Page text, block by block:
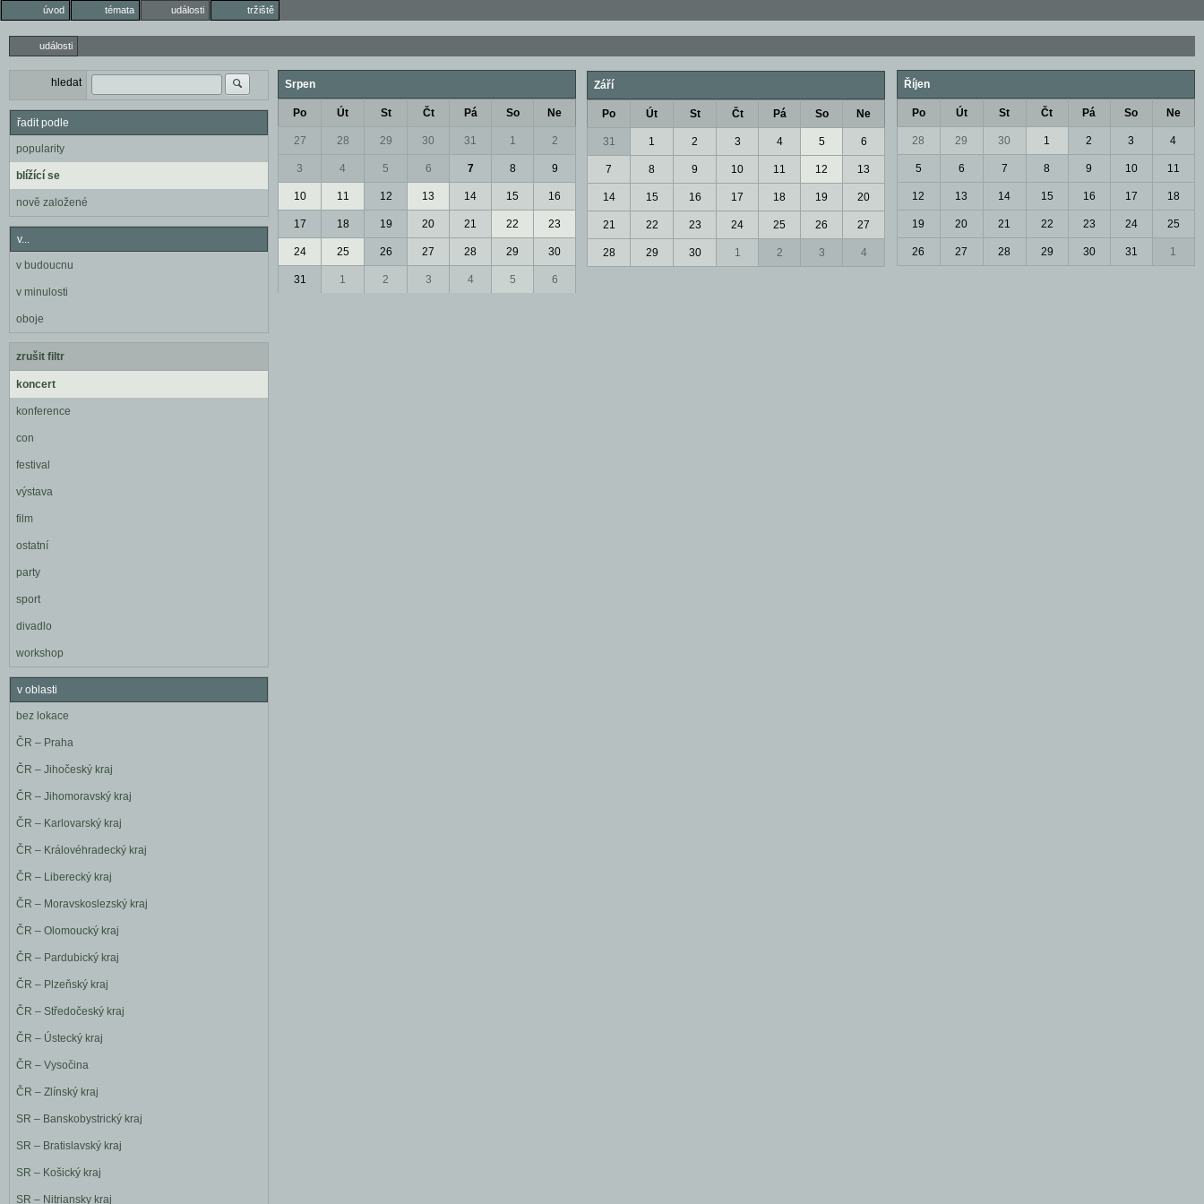
úvod témata události tržiště
události
hledat
řadit podle
popularity
blížící se
nově založené
v...
v budoucnu
v minulosti
oboje
zrušit filtr
koncert
konference
con
festival
výstava
film
ostatní
party
sport
divadlo
workshop
v oblasti
bez lokace
ČR – Praha
ČR – Jihočeský kraj
ČR – Jihomoravský kraj
ČR – Karlovarský kraj
ČR – Královéhradecký kraj
ČR – Liberecký kraj
ČR – Moravskoslezský kraj
ČR – Olomoucký kraj
ČR – Pardubický kraj
ČR – Plzeňský kraj
ČR – Středočeský kraj
ČR – Ústecký kraj
ČR – Vysočina
ČR – Zlínský kraj
SR – Banskobystrický kraj
SR – Bratislavský kraj
SR – Košický kraj
SR – Nitriansky kraj
Srpen
Po Út St Čt Pá So Ne
27 28 29 30 31 1 2
3 4 5 6 7 8 9
10 11 12 13 14 15 16
17 18 19 20 21 22 23
24 25 26 27 28 29 30
31 1 2 3 4 5 6
Září
Po Út St Čt Pá So Ne
31 1 2 3 4 5 6
7 8 9 10 11 12 13
14 15 16 17 18 19 20
21 22 23 24 25 26 27
28 29 30 1 2 3 4
Říjen
Po Út St Čt Pá So Ne
28 29 30 1 2 3 4
5 6 7 8 9 10 11
12 13 14 15 16 17 18
19 20 21 22 23 24 25
26 27 28 29 30 31 1